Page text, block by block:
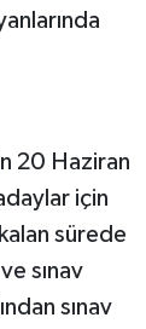
20 Haziran
için
sürede
sınav
sınav